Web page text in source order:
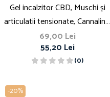
Gel incalzitor CBD, Muschi și
articulatii tensionate, Cannaline,
200mg
69,00 Lei
55,20 Lei
(0)
-20%